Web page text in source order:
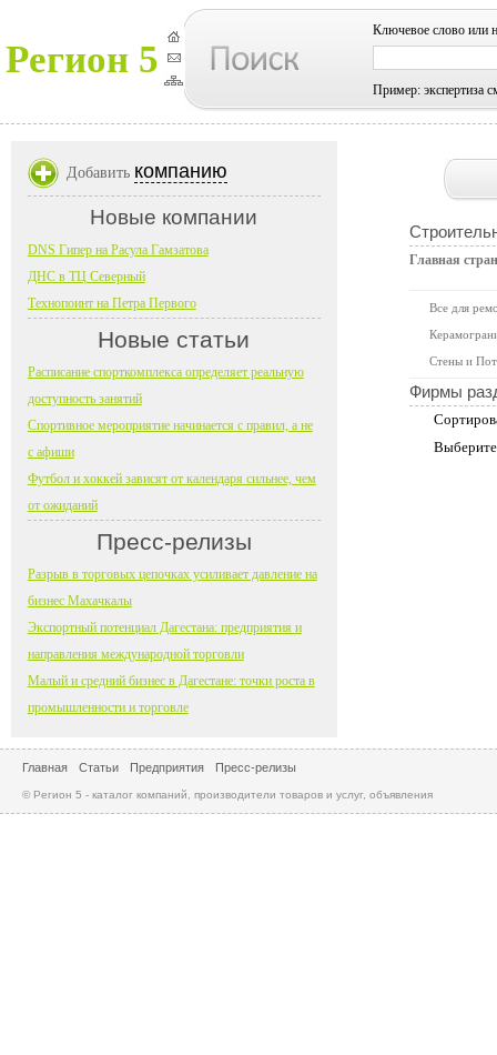
Регион 5
Ключевое слово или
Пример: экспертиза
Главная
Все для
Стены и
Фирмы
Добавить компанию
Новые компании
DNS Гипер на Расула Гамзатова
ДНС в ТЦ Северный
Технопоинт на Петра Первого
Новые статьи
Расписание спорткомплекса определяет реальную
доступность занятий
Спортивное мероприятие начинается с правил, а не
с афиши
Футбол и хоккей зависят от календаря сильнее, чем
от ожиданий
Пресс-релизы
Разрыв в торговых цепочках усиливает давление на
бизнес Махачкалы
Экспортный потенциал Дагестана: предприятия и
направления международной торговли
Малый и средний бизнес в Дагестане: точки роста в
промышленности и торговле
Главная Статьи Предприятия Пресс-релизы
© Регион 5 - каталог компаний, производители товаров и услуг, объявления